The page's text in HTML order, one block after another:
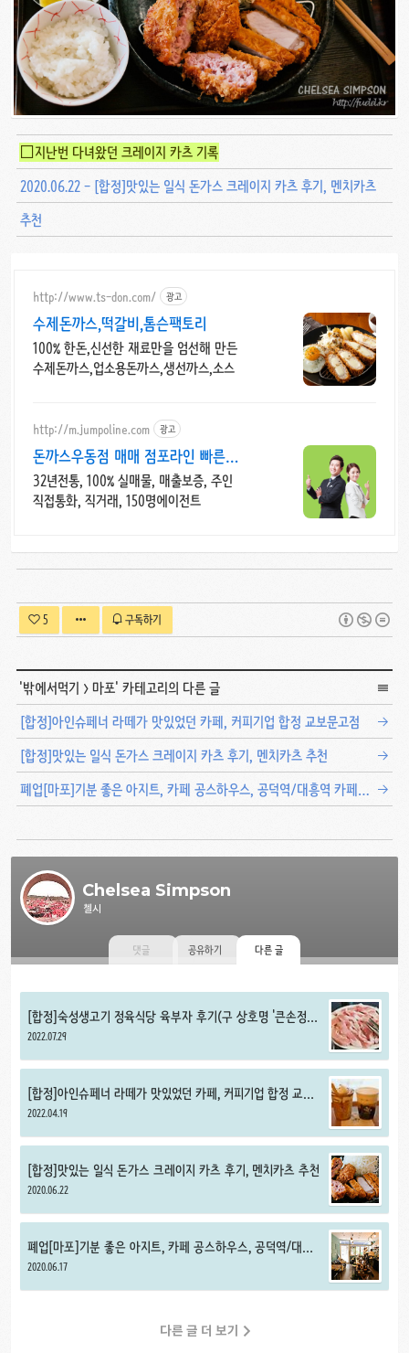
□지난번 다녀왔던 크레이지 카츠 기록
2020.06.22 - [합정]맛있는 일식 돈가스 크레이지 카츠 후기, 멘치카츠
추천
http://www.ts-don.com/ 광고
수제돈까스,떡갈비,톰슨팩토리
100% 한돈,신선한 재료만을 엄선해 만든
수제돈까스,업소용돈까스,생선까스,소스
http://m.jumpoline.com 광고
돈까스우동점 매매 점포라인 빠른
직거래 & 안전중개거래
32년전통, 100% 실매물, 매출보증, 주인
직접통화, 직거래, 150명에이전트
5 구독하기
'밖에서먹기 >마포' 카테고리의 다른 글
[합정]아인슈페너 라떼가 맛있었던 카페, 커피기업 합정 교보문고점
[합정]맛있는 일식 돈가스 크레이지 카츠 후기, 멘치카츠 추천
폐업[마포]기분 좋은 아지트, 카페 공스하우스, 공덕역/대흥역 카페 추천
Chelsea Simpson
첼시
댓글 공유하기 다른 글
[합정]숙성생고기 정육식당 육부자 후기(구 상호명 '큰손정육
식당'), 가격 부담 적은 고깃집 추천
2022.07.29
[합정]아인슈페너 라떼가 맛있었던 카페, 커피기업 합정 교보
문고점
2022.04.19
[합정]맛있는 일식 돈가스 크레이지 카츠 후기, 멘치카츠 추천
2020.06.22
폐업[마포]기분 좋은 아지트, 카페 공스하우스, 공덕역/대흥
역 카페 추천
2020.06.17
다른 글 더 보기